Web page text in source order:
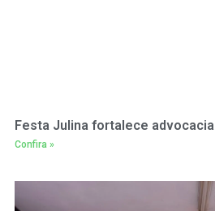
Festa Julina fortalece advocacia
Confira »